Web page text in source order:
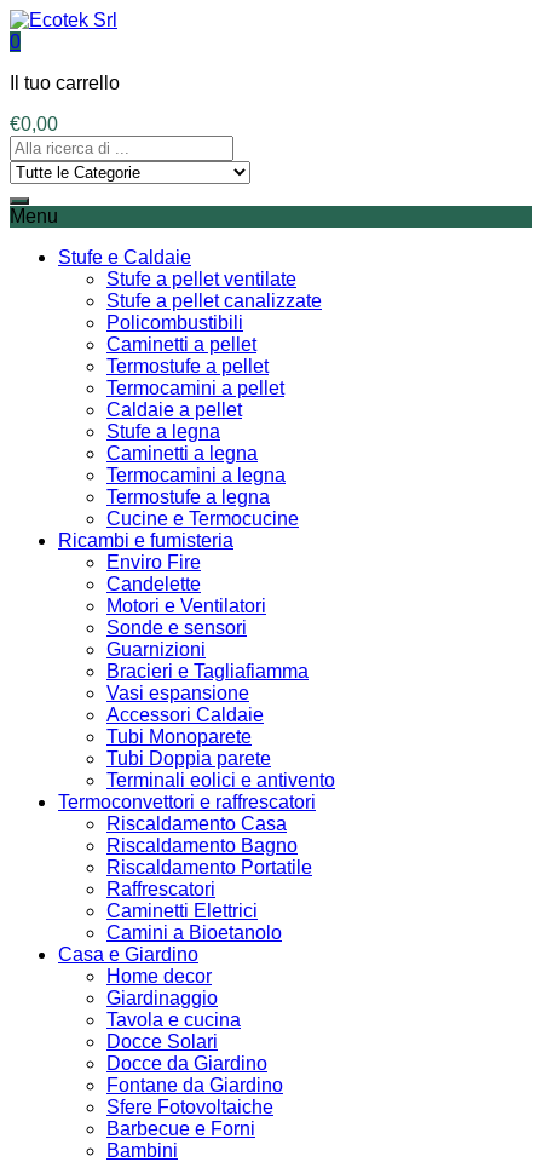
0
Il tuo carrello
€0,00
Menu
Stufe e Caldaie
Stufe a pellet ventilate
Stufe a pellet canalizzate
Policombustibili
Caminetti a pellet
Termostufe a pellet
Termocamini a pellet
Caldaie a pellet
Stufe a legna
Caminetti a legna
Termocamini a legna
Termostufe a legna
Cucine e Termocucine
Ricambi e fumisteria
Enviro Fire
Candelette
Motori e Ventilatori
Sonde e sensori
Guarnizioni
Bracieri e Tagliafiamma
Vasi espansione
Accessori Caldaie
Tubi Monoparete
Tubi Doppia parete
Terminali eolici e antivento
Termoconvettori e raffrescatori
Riscaldamento Casa
Riscaldamento Bagno
Riscaldamento Portatile
Raffrescatori
Caminetti Elettrici
Camini a Bioetanolo
Casa e Giardino
Home decor
Giardinaggio
Tavola e cucina
Docce Solari
Docce da Giardino
Fontane da Giardino
Sfere Fotovoltaiche
Barbecue e Forni
Bambini